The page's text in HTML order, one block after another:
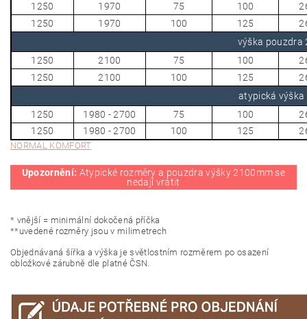
1250
1970 75 100
1250
1970 100 125
výška pouzdra
1250
2100 75 100
1250
2100 100 125
atypická výška
1250
1980 - 2700 75 100
1250
1980 - 2700 100 125
NORMAL KOMFORT
Upozornění: Atypické rozměry a pouzdra výšky 2100mm se
nedají vrátit
* vnější = minimální dokočená příčka
**uvedené rozměry jsou v milimetrech
Objednávaná šířka a výška je světlostním rozměrem po osazení
obložkové zárubně dle platné ČSN.